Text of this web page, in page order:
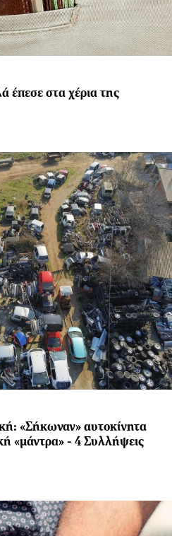
έπεσε στα χέρια της
«Σήκωναν» αυτοκίνητα
«μάντρα» - 4 Συλλήψεις